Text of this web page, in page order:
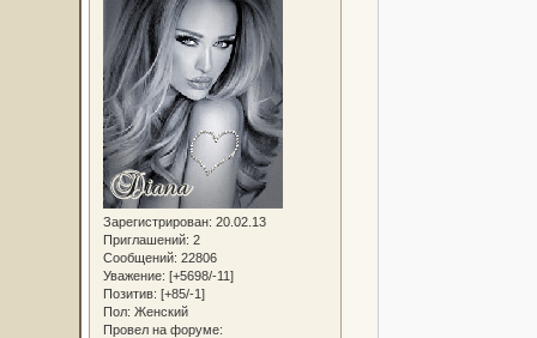
Зарегистрирован: 20.02.13
Приглашений: 2
Сообщений: 22806
Уважение: [+5698/-11]
Позитив: [+85/-1]
Пол: Женский
Провел на форуме: